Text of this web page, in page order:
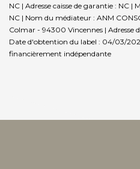
NC | Adresse caisse de garantie : NC
NC | Nom du médiateur : ANM
Colmar - 94300 Vincennes | Adresse
Date d'obtention du label : 04/03/
financièrement indépendante